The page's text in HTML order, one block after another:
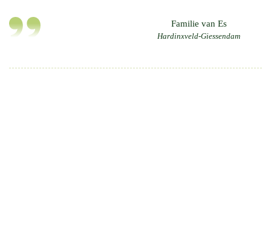
Familie van Es
Hardinxveld-Giessendam